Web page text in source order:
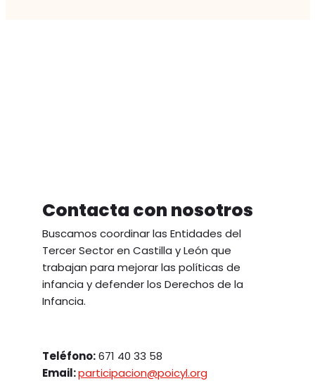
Contacta con nosotros
Buscamos coordinar las Entidades del
Tercer Sector en Castilla y León que
trabajan para mejorar las políticas de
infancia y defender los Derechos de la
Infancia.
Teléfono:671 40 33 58
Email:participacion@poicyl.org